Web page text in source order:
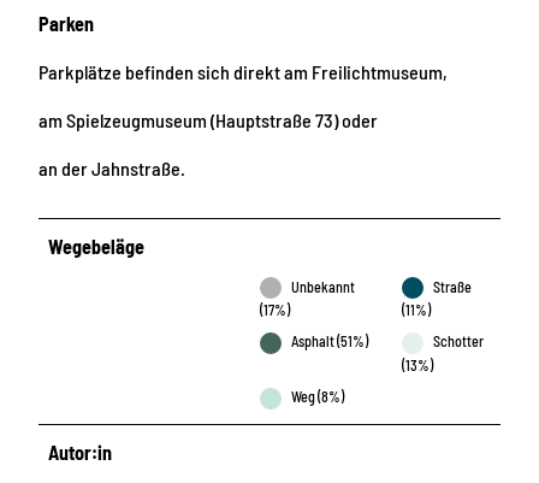
Parken
Parkplätze befinden sich direkt am Freilichtmuseum,
am Spielzeugmuseum (Hauptstraße 73) oder
an der Jahnstraße.
Wegebeläge
Unbekannt
(17%)
Straße
(11%)
Asphalt (51%)
Schotter
(13%)
Weg (8%)
Autor:in